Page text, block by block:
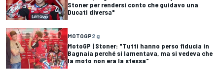
Stoner per rendersi conto che guidavo una
Ducati diversa"
MOTOGP2 g
MotoGP | Stoner: "Tutti hanno perso fiducia in
Bagnaia perché si lamentava, ma si vedeva che
la moto non era la stessa"